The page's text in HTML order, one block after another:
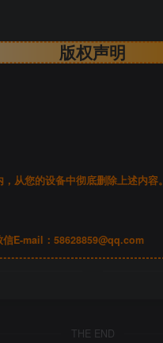
版权声明
从您的设备中彻底删除上述内容。
E-mail： 58628859@qq.com
THE END